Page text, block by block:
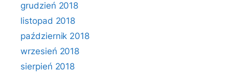
grudzień 2018
listopad 2018
październik 2018
wrzesień 2018
sierpień 2018